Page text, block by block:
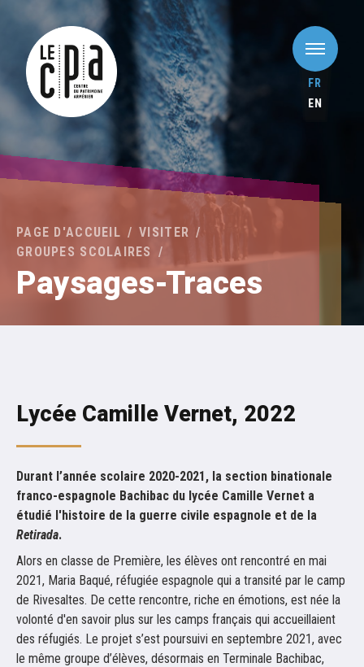
FR
EN
PAGE D'ACCUEIL
VISITER
GROUPES SCOLAIRES
Paysages-Traces
Lycée Camille Vernet, 2022
Durant l’année scolaire 2020-2021, la section binationale
franco-espagnole Bachibac du lycée Camille Vernet a
étudié l'histoire de la guerre civile espagnole et de la
Retirada.
Alors en classe de Première, les élèves ont rencontré en mai
2021, Maria Baqué, réfugiée espagnole qui a transité par le camp
de Rivesaltes. De cette rencontre, riche en émotions, est née la
volonté d'en savoir plus sur les camps français qui accueillaient
des réfugiés. Le projet s’est poursuivi en septembre 2021, avec
le même groupe d’élèves, désormais en Terminale Bachibac,